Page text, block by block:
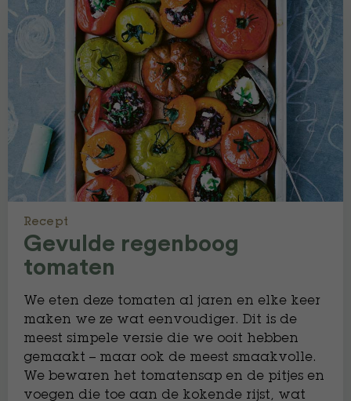
Recept
Gevulde regenboog
tomaten
We eten deze tomaten al jaren en elke keer
maken we ze wat eenvoudiger. Dit is de
meest simpele versie die we ooit hebben
gemaakt – maar ook de meest smaakvolle.
We bewaren het tomatensap en de pitjes en
voegen die toe aan de kokende rijst, wat